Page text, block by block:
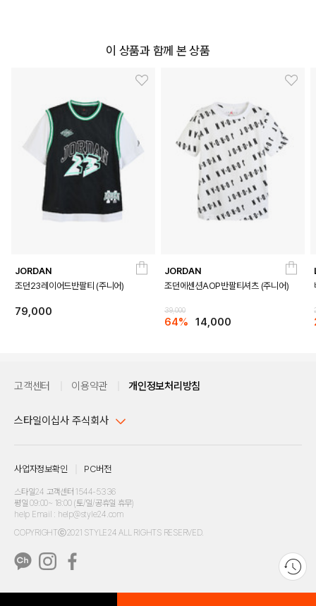
이 상품과 함께 본 상품
JORDAN
조던23레이어드반팔티 (주니어)
79,000
JORDAN
조던에센션AOP반팔티셔츠 (주니어)
39,000
64% 14,000
고객센터 이용약관 개인정보처리방침
스타일이십사 주식회사
주소 : 서울시 강남구 논현로 633, 6층 (논현동, 한세엠케이빌딩)
사업자등록번호 : 116-81-32499
통신판매업신고번호 : 제 2024-서울강남-04239
개인정보보호책임자 : 배기영
고객센터 1544-5336(평일 09:00~ 18:00 토/일/공휴일 휴무)
사업자정보확인 PC버전
스타일24 고객센터 1544-5336
평일 09:00~ 18:00 (토/일/공휴일 휴무)
help Email : help@style24.com
COPYRIGHTⓒ2021 STYLE24 ALL RIGHTS RESERVED.